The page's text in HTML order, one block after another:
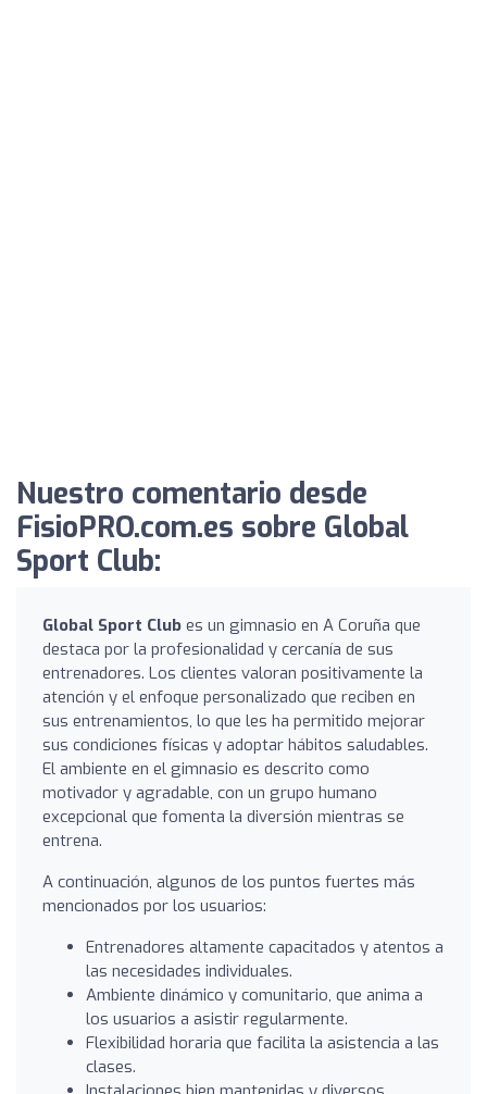
Nuestro comentario desde
FisioPRO.com.es sobre Global
Sport Club:
Global Sport Club es un gimnasio en A Coruña que
destaca por la profesionalidad y cercanía de sus
entrenadores. Los clientes valoran positivamente la
atención y el enfoque personalizado que reciben en
sus entrenamientos, lo que les ha permitido mejorar
sus condiciones físicas y adoptar hábitos saludables.
El ambiente en el gimnasio es descrito como
motivador y agradable, con un grupo humano
excepcional que fomenta la diversión mientras se
entrena.
A continuación, algunos de los puntos fuertes más
mencionados por los usuarios:
Entrenadores altamente capacitados y atentos a
las necesidades individuales.
Ambiente dinámico y comunitario, que anima a
los usuarios a asistir regularmente.
Flexibilidad horaria que facilita la asistencia a las
clases.